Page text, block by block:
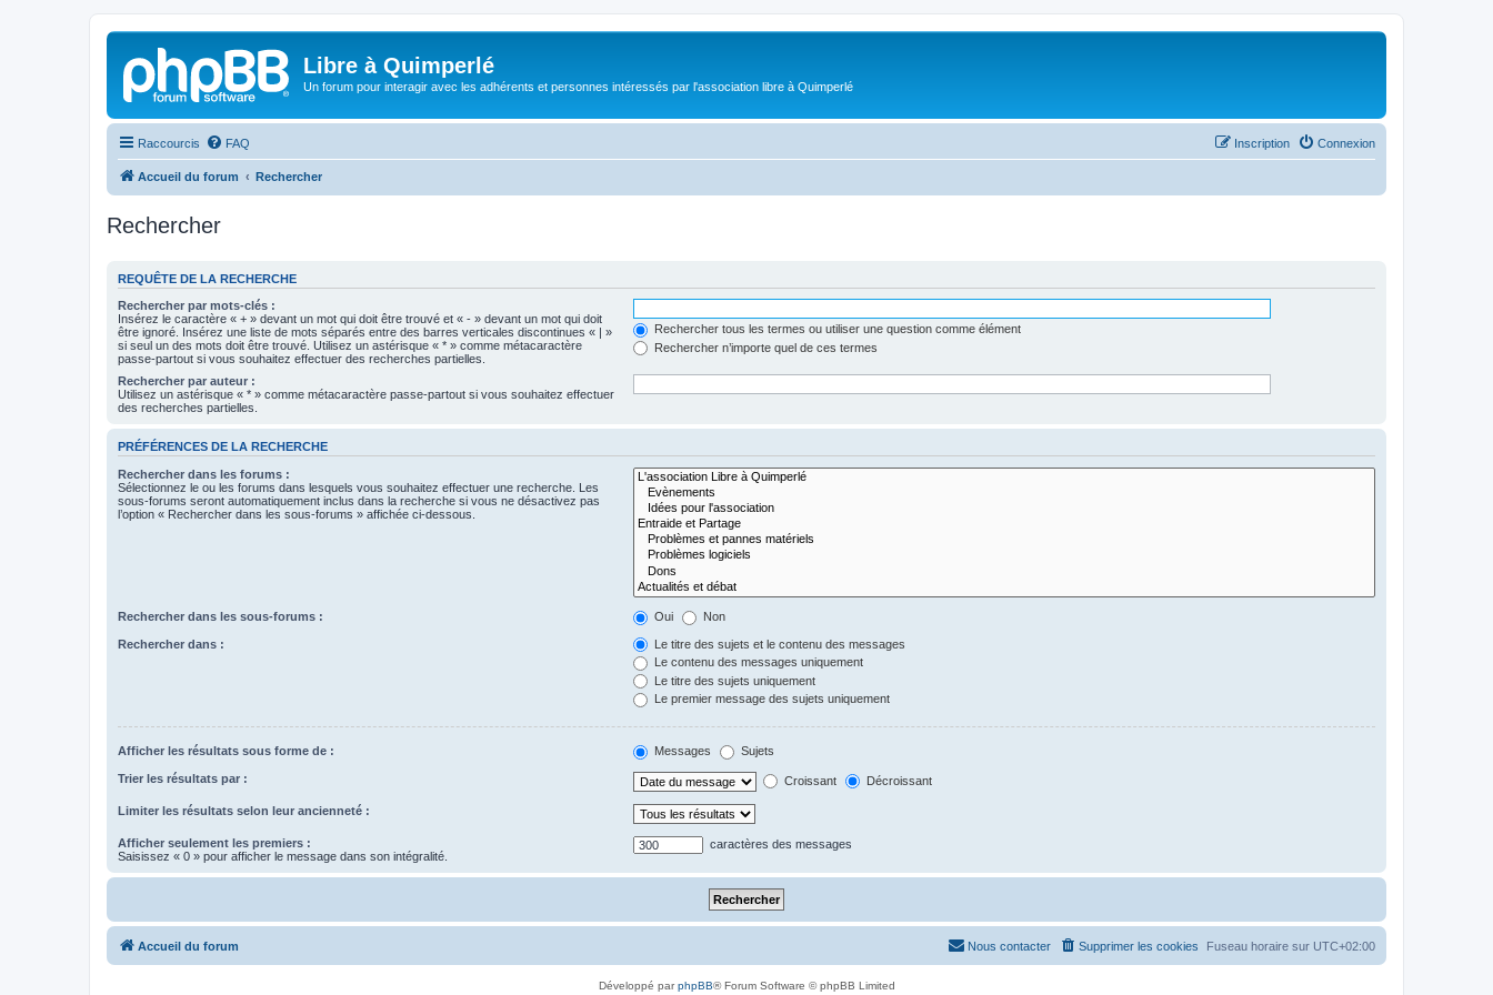
Libre à Quimperlé
Un forum pour interagir avec les adhérents et personnes intéressés par l'association libre à Quimperlé
Raccourcis FAQ Connexion
Inscription
Accueil du forum Rechercher
Rechercher
REQUÊTE DE LA RECHERCHE
Rechercher par mots-clés :
Insérez le caractère « + » devant un mot qui doit être trouvé et « - » devant un mot qui doit
être ignoré. Insérez une liste de mots séparés entre des barres verticales discontinues « | »
si seul un des mots doit être trouvé. Utilisez un astérisque « * » comme métacaractère
passe-partout si vous souhaitez effectuer des recherches partielles.
Rechercher tous les termes ou utiliser une question comme élément
Rechercher n’importe quel de ces termes
Rechercher par auteur :
Utilisez un astérisque « * » comme métacaractère passe-partout si vous souhaitez effectuer
des recherches partielles.
PRÉFÉRENCES DE LA RECHERCHE
Rechercher dans les forums :
Sélectionnez le ou les forums dans lesquels vous souhaitez effectuer une recherche. Les
sous-forums seront automatiquement inclus dans la recherche si vous ne désactivez pas
l’option « Rechercher dans les sous-forums » affichée ci-dessous.
Rechercher dans les sous-forums : Oui Non
Rechercher dans :
Le titre des sujets et le contenu des messages
Le contenu des messages uniquement
Le titre des sujets uniquement
Le premier message des sujets uniquement
Afficher les résultats sous forme de : Messages Sujets
Trier les résultats par : Croissant Décroissant
Limiter les résultats selon leur ancienneté :
Afficher seulement les premiers :
Saisissez « 0 » pour afficher le message dans son intégralité.
caractères des messages
Accueil du forum Fuseau horaire sur UTC+02:00
Supprimer les cookies
Nous contacter
Développé parphpBB® Forum Software © phpBB Limited